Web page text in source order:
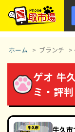
ホーム > ブランチ >
ゲオ 牛
ミ・評判
牛久